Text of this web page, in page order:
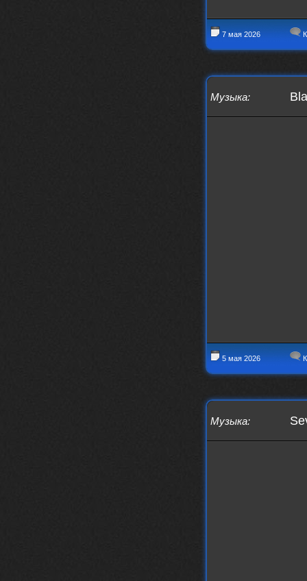
7 мая 2026
Музыка:
5 мая 2026
Музыка: